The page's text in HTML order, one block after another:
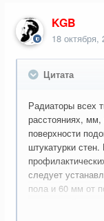
KGB
18 октября,
Цитата
Радиаторы всех
расстояниях,
поверхности
штукатурки
следует
пола и 60 мм от